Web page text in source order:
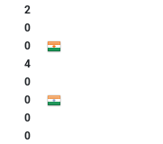
2
0
0
4
0
0
0
0